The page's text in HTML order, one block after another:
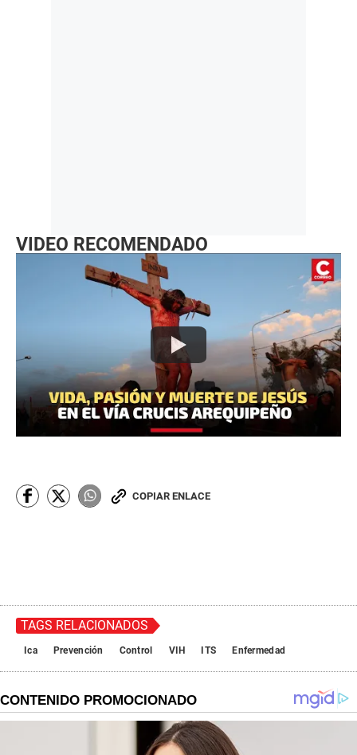
VIDEO RECOMENDADO
COPIAR ENLACE
TAGS RELACIONADOS
Ica Prevención Control VIH ITS Enfermedad